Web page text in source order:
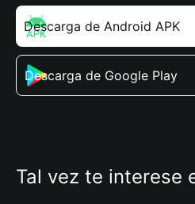
Descarga de Android APK
Descarga de Google Play
Tal vez te interese